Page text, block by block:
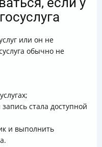
или он не
обычно не
стала доступной
и выполнить